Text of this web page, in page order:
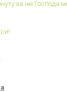
за неї Господа